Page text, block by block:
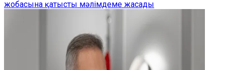
жобасына қатысты мәлімдеме жасады